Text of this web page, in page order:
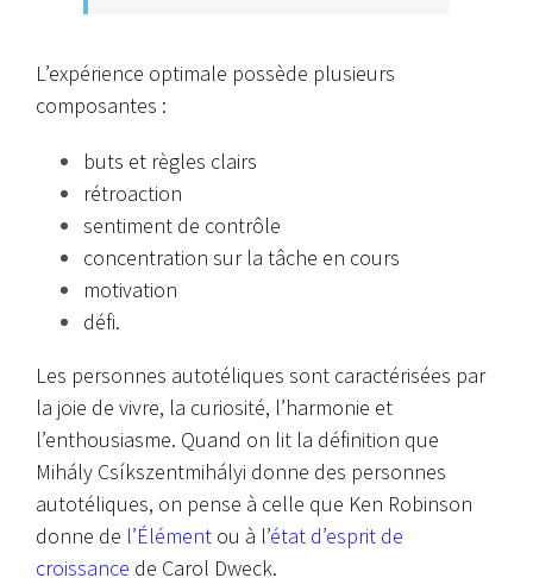
L’expérience optimale possède plusieurs
composantes :
buts et règles clairs
rétroaction
sentiment de contrôle
concentration sur la tâche en cours
motivation
défi.
Les personnes autotéliques sont caractérisées par
la joie de vivre, la curiosité, l’harmonie et
l’enthousiasme. Quand on lit la définition que
Mihály Csíkszentmihályi donne des personnes
autotéliques, on pense à celle que Ken Robinson
donne de l’Élément ou à l’état d’esprit de
croissance de Carol Dweck.